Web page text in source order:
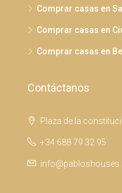
Comprar casas en
Comprar casas en
Comprar casas en
Contáctanos
Plaza de la
+34 688 79 32 95